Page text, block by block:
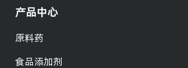
产品中心
原料药
食品添加剂